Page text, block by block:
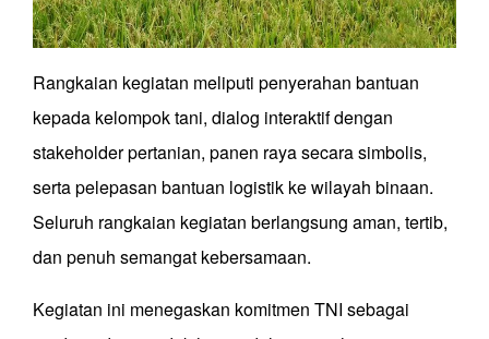
Rangkaian kegiatan meliputi penyerahan bantuan
kepada kelompok tani, dialog interaktif dengan
stakeholder pertanian, panen raya secara simbolis,
serta pelepasan bantuan logistik ke wilayah binaan.
Seluruh rangkaian kegiatan berlangsung aman, tertib,
dan penuh semangat kebersamaan.
Kegiatan ini menegaskan komitmen TNI sebagai